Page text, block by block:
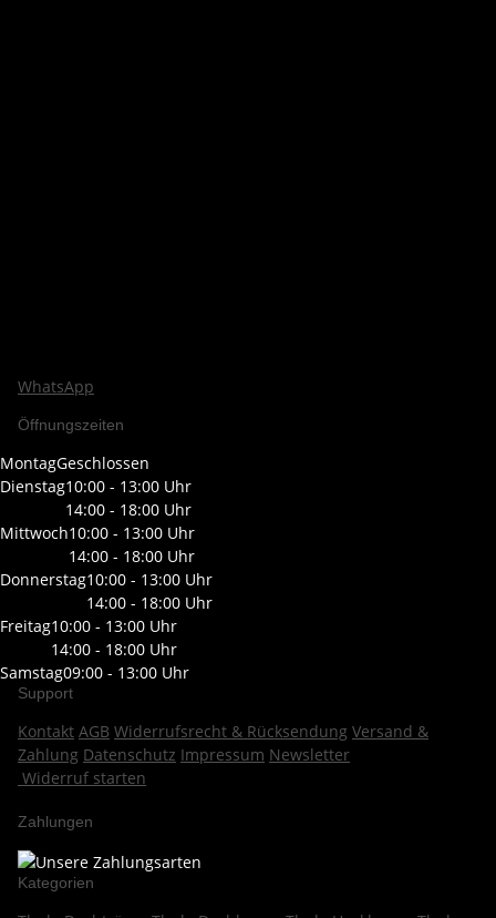
WhatsApp
Öffnungszeiten
MontagGeschlossen
Dienstag10:00 - 13:00 Uhr
14:00 - 18:00 Uhr
Mittwoch10:00 - 13:00 Uhr
14:00 - 18:00 Uhr
Donnerstag10:00 - 13:00 Uhr
14:00 - 18:00 Uhr
Freitag10:00 - 13:00 Uhr
14:00 - 18:00 Uhr
Samstag09:00 - 13:00 Uhr
Support
Kontakt AGB Widerrufsrecht & Rücksendung Versand &
Zahlung Datenschutz Impressum Newsletter
Widerruf starten
Zahlungen
Kategorien